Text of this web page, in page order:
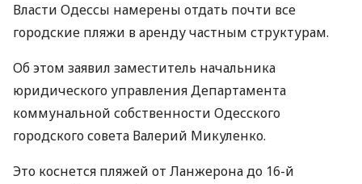
Власти Одессы намерены отдать почти все
городские пляжи в аренду частным структурам.
Об этом заявил заместитель начальника
юридического управления Департамента
коммунальной собственности Одесского
городского совета Валерий Микуленко.
Это коснется пляжей от Ланжерона до 16-й